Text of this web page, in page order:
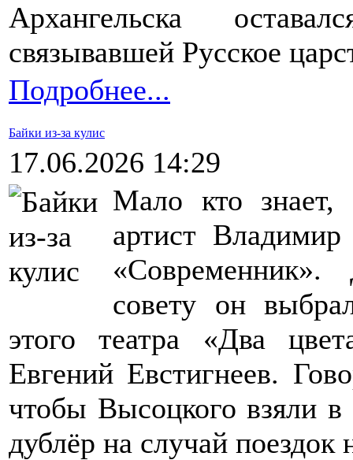
Архангельска
связывавшей Русское
Подробнее...
Байки из-за кулис
17.06.2026 14:29
Мало кто
артист
«Современник».
совету он
этого театра «Два
Евгений Евстигнеев.
чтобы Высоцкого взяли в
дублёр на случай поездок